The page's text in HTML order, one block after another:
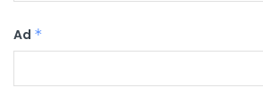
Ad *